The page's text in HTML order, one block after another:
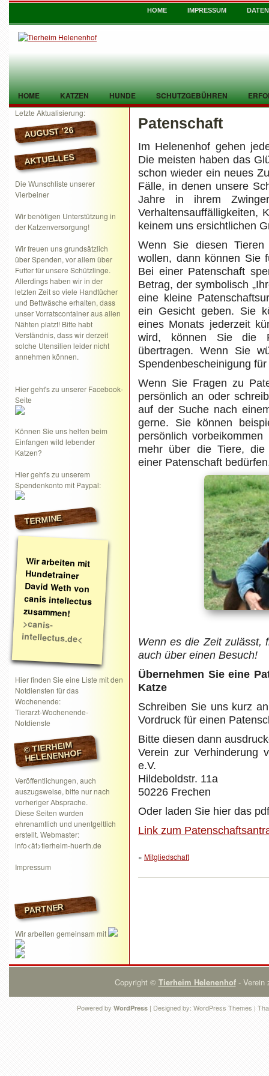
HOME IMPRESSUM
HOME KATZEN HUNDE SCHUTZGEBÜHREN
TIER GEFUNDEN KONTAKT
Letzte Aktualisierung:
AUGUST ’26
AKTUELLES
Die Wunschliste unserer
Vierbeiner
Wir benötigen Unterstützung in
der Katzenversorgung!
Wir freuen uns grundsätzlich
über Spenden, vor allem über
Futter für unsere Schützlinge.
Allerdings haben wir in der
letzten Zeit so viele Handtücher
und Bettwäsche erhalten, dass
unser Vorratscontainer aus allen
Nähten platzt! Bitte habt
Verständnis, dass wir derzeit
solche Utensilien leider nicht
annehmen können.
Hier geht's zu unserer Facebook-
Seite
Können Sie uns helfen beim
Einfangen wild lebender
Katzen?
Hier geht's zu unserem
Spendenkonto mit Paypal:
TERMINE
Wir arbeiten mit
Hundetrainer
David Weth von
canis intellectus
zusammen!
>canis-
intellectus.de<
Hier finden Sie eine Liste mit den
Notdiensten für das
Wochenende:
Tierarzt-Wochenende-
Notdienste
© TIERHEIM
HELENENHOF
Veröffentlichungen, auch
auszugsweise, bitte nur nach
vorheriger Absprache.
Diese Seiten wurden
ehrenamtlich und unentgeltlich
erstellt. Webmaster:
info<ät>tierheim-huerth.de
Impressum
PARTNER
Wir arbeiten gemeinsam mit
Patenschaft
Im Helenenhof gehen
Die meisten haben das
schon wieder ein neues
Fälle, in denen unsere
Jahre in ihrem
Verhaltensauffälligkeiten,
keinem uns ersichtlichen
Wenn Sie diesen
wollen, dann können Sie
Bei einer Patenschaft
Betrag, der symbolisch
eine kleine
ein Gesicht geben. Sie
eines Monats jederzeit
wird, können Sie die
übertragen. Wenn Sie
Spendenbescheinigung
Wenn Sie Fragen zu
persönlich an oder
auf der Suche nach
gerne. Sie können
persönlich
mehr über die Tiere, die
einer Patenschaft
Wenn es die Zeit zulässt,
auch über einen Besuch!
Übernehmen Sie eine
Katze
Schreiben Sie uns kurz
Vordruck für einen
Bitte diesen dann
Verein zur Verhinderung
e.V.
Hildeboldstr. 11a
50226 Frechen
Oder laden Sie hier das
Link zum
« Mitgliedschaft
Copyright © Tierheim Helenenhof- Verein
Powered by WordPress | Designed by: WordPress Themes |